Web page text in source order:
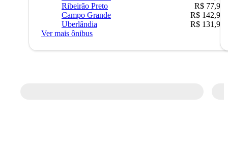
Ribeirão Preto
R$ 77,90
Campo Grande
R$ 142,90
Uberlândia
R$ 131,90
Ver mais ônibus